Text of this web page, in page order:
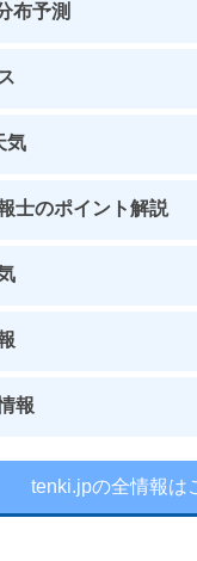
布予測
気
士のポイント解説
報
tenki.jpの全情報は